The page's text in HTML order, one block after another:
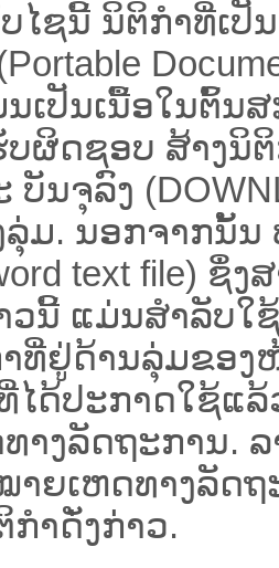
ໄຊ​ນີ້ ນິຕິກຳທີ່ເປັ
ເປັນເນື້ອໃນຕົ້ນ
ຜິດຊອບ ສ້າງນິ
ບັນຈຸລົງ
ມ. ນອກຈາກນັ້ນ
text file) ຊຶ່
ວນີ້ ແມ່ນສຳລັບໃ
ທີ່ຢູ່ດ້ານລຸ່ມຂອງ
ໄດ້ປະກາດໃຊ້ແ
າງລັດຖະການ.
າຍເຫດທາງລັດ
າດັ່ງກ່າວ.